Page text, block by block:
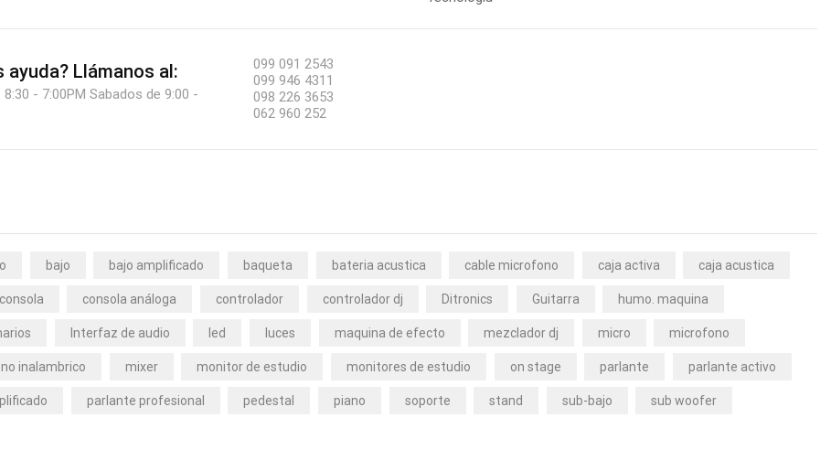
ayuda? Llámanos al:
- 7:00PM Sabados de 9:00 -
099 091 2543
099 946 4311
098 226 3653
062 960 252
bajo bajo amplificado baqueta bateria acustica cable microfono caja activa caja acustica
consola consola análoga controlador controlador dj Ditronics Guitarra humo. maquina
Interfaz de audio led luces maquina de efecto mezclador dj micro microfono
inalambrico mixer monitor de estudio monitores de estudio on stage parlante parlante activo
parlante profesional pedestal piano soporte stand sub-bajo sub woofer